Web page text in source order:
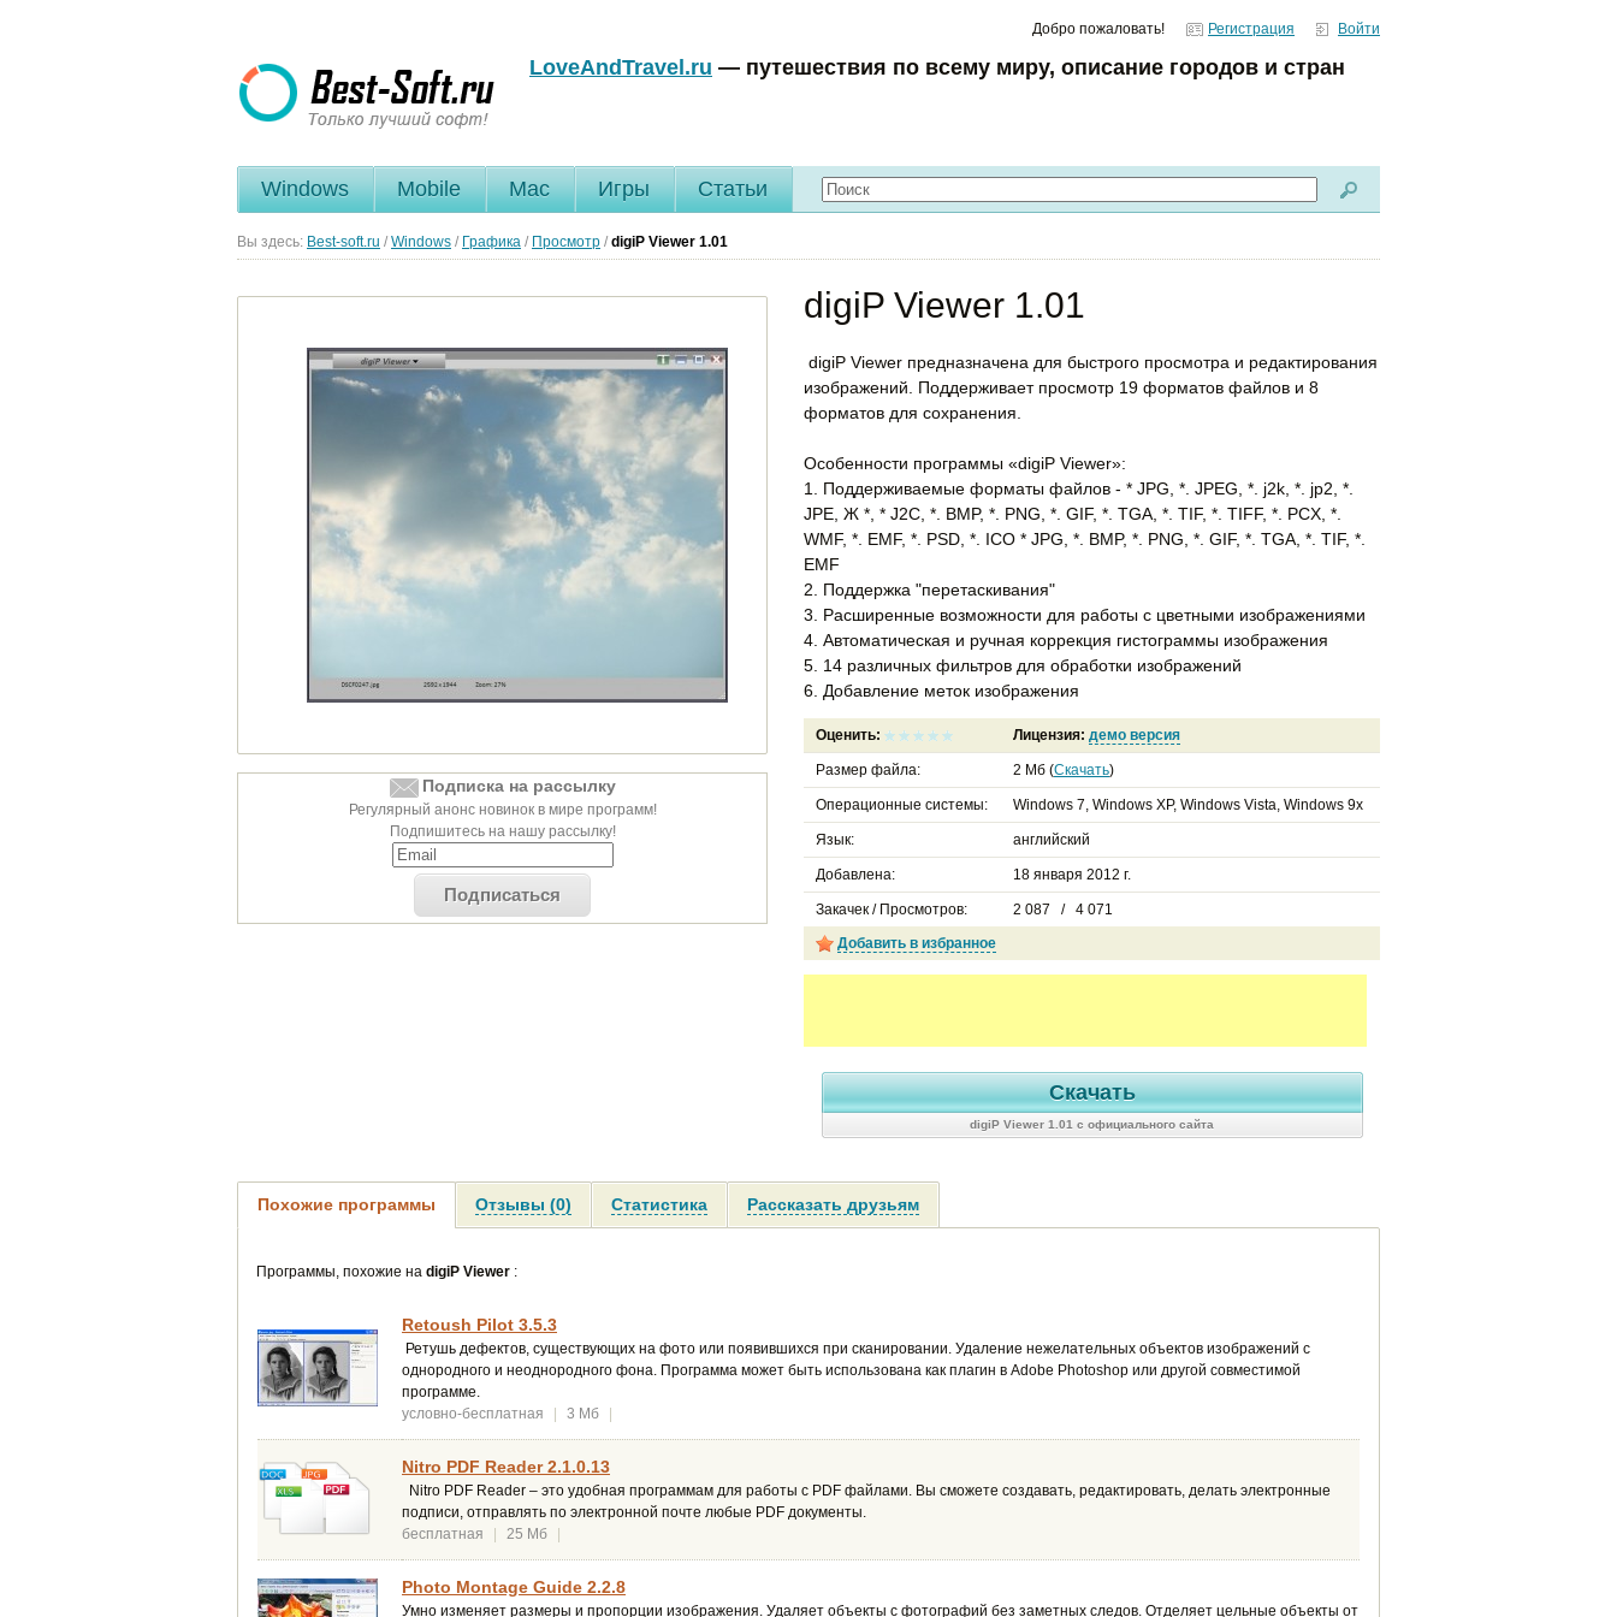
Добро пожаловать! Регистрация Войти
LoveAndTravel.ru — путешествия по всему миру, описание городов и стран
Windows Mobile Mac Игры Статьи
Вы здесь: Best-soft.ru / Windows / Графика / Просмотр / digiP Viewer 1.01
Подписка на рассылку
Регулярный анонс новинок в мире программ!
Подпишитесь на нашу рассылку!
Подписаться
digiP Viewer 1.01
digiP Viewer предназначена для быстрого просмотра и редактирования
изображений. Поддерживает просмотр 19 форматов файлов и 8
форматов для сохранения.
Особенности программы «digiP Viewer»:
1. Поддерживаемые форматы файлов - * JPG, *. JPEG, *. j2k, *. jp2, *.
JPE, Ж *, * J2C, *. BMP, *. PNG, *. GIF, *. TGA, *. TIF, *. TIFF, *. PCX, *.
WMF, *. EMF, *. PSD, *. ICO * JPG, *. BMP, *. PNG, *. GIF, *. TGA, *. TIF, *.
EMF
2. Поддержка "перетаскивания"
3. Расширенные возможности для работы с цветными изображениями
4. Автоматическая и ручная коррекция гистограммы изображения
5. 14 различных фильтров для обработки изображений
6. Добавление меток изображения
Оценить: Лицензия: демо версия
Размер файла: 2 Мб (Скачать)
Операционные системы: Windows 7, Windows XP, Windows Vista, Windows 9x
Язык: английский
Добавлена: 18 января 2012 г.
Закачек / Просмотров:
2 087 / 4 071
Добавить в избранное
Скачать
digiP Viewer 1.01 с официального сайта
Похожие программы Отзывы (0) Статистика Рассказать друзьям
Программы, похожие на digiP Viewer :
Retoush Pilot 3.5.3
Ретушь дефектов, существующих на фото или появившихся при сканировании. Удаление нежелательных объектов изображений с
однородного и неоднородного фона. Программа может быть использована как плагин в Adobe Photoshop или другой совместимой
программе.
условно-бесплатная
| 3 Мб |
Nitro PDF Reader 2.1.0.13
Nitro PDF Reader – это удобная программам для работы с PDF файлами. Вы сможете создавать, редактировать, делать электронные
подписи, отправлять по электронной почте любые PDF документы.
бесплатная
| 25 Мб |
Photo Montage Guide 2.2.8
Умно изменяет размеры и пропорции изображения. Удаляет объекты с фотографий без заметных следов. Отделяет цельные объекты от